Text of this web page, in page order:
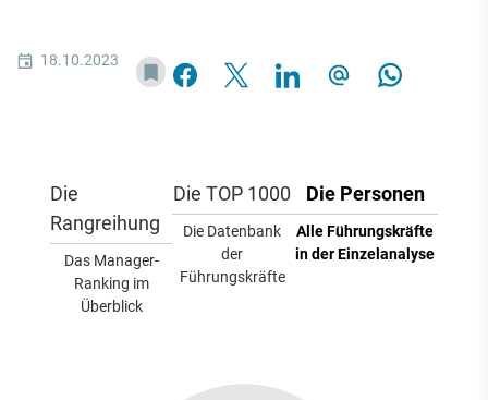
18.10.2023
Die
Rangreihung
Das Manager-
Ranking im
Überblick
Die TOP 1000
Die Datenbank
der
Führungskräfte
Die Personen
Alle Führungskräfte
in der Einzelanalyse